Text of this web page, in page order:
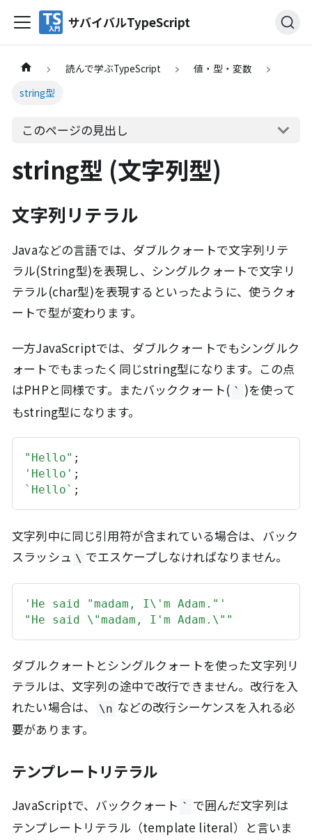
サバイバルTypeScript
読んで学ぶTypeScript
値・型・変数
string型
このページの見出し
string型 (文字列型)
文字列リテラル
Javaなどの言語では、ダブルクォートで文字列リテ
ラル(String型)を表現し、シングルクォートで文字リ
テラル(char型)を表現するといったように、使うクォ
ートで型が変わります。
一方JavaScriptでは、ダブルクォートでもシングルク
ォートでもまったく同じstring型になります。この点
はPHPと同様です。またバッククォート( ` )を使って
もstring型になります。
"Hello" ;
'Hello' ;
`Hello` ;
文字列中に同じ引用符が含まれている場合は、バック
スラッシュ \ でエスケープしなければなりません。
'He said "madam, I\'m Adam."'
"He said \"madam, I'm Adam.\""
ダブルクォートとシングルクォートを使った文字列リ
テラルは、文字列の途中で改行できません。改行を入
れたい場合は、
\n などの改行シーケンスを入れる必
要があります。
テンプレートリテラル
JavaScriptで、バッククォート ` で囲んだ文字列は
テンプレートリテラル（template literal）と言いま